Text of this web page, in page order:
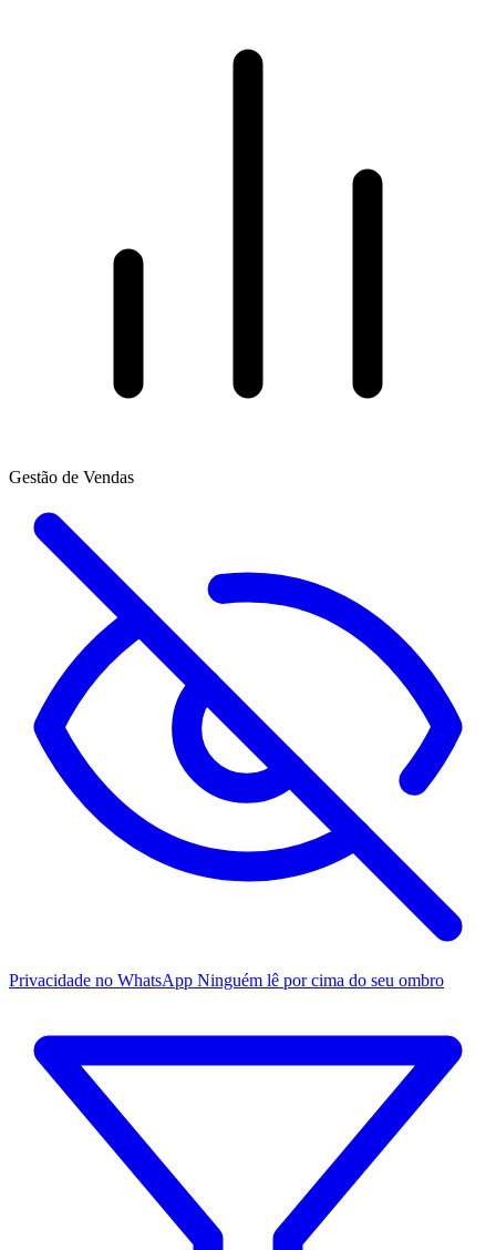
Gestão de Vendas
Privacidade no WhatsApp Ninguém lê por cima do seu ombro